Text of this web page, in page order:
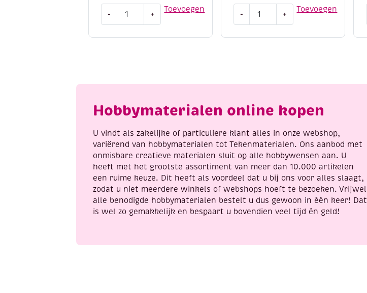
Toevoegen
-
bouwpakket
+
Toevoegen
-
bouwpakket
+
Hobbymaterialen online kopen
U vindt als zakelijke of particuliere klant alles in onze webshop,
variërend van hobbymaterialen tot Tekenmaterialen. Ons aanbod met
onmisbare creatieve materialen sluit op alle hobbywensen aan. U
heeft met het grootste assortiment van meer dan 10.000 artikelen
een ruime keuze. Dit heeft als voordeel dat u bij ons voor alles slaagt,
zodat u niet meerdere winkels of webshops hoeft te bezoeken. Vrijwel
alle benodigde hobbymaterialen bestelt u dus gewoon in één keer! Dat
is wel zo gemakkelijk en bespaart u bovendien veel tijd én geld!